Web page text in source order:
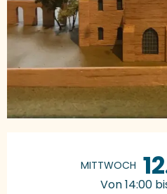
MITTWOCH
Von 14:00